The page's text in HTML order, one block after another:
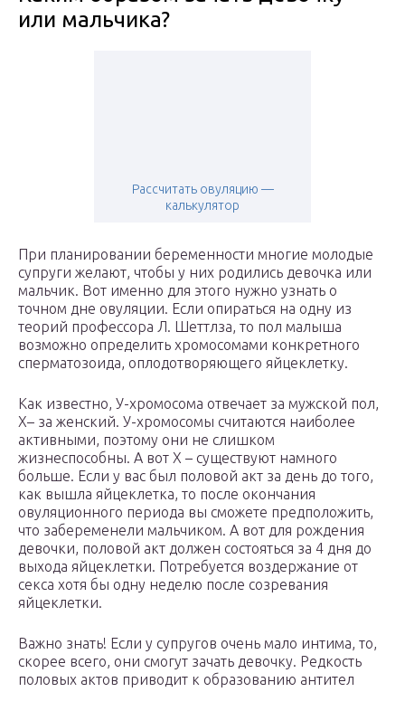
или мальчика?
Рассчитать овуляцию —
калькулятор
При планировании беременности многие молодые
супруги желают, чтобы у них родились девочка или
мальчик. Вот именно для этого нужно узнать о
точном дне овуляции. Если опираться на одну из
теорий профессора Л. Шеттлза, то пол малыша
возможно определить хромосомами конкретного
сперматозоида, оплодотворяющего яйцеклетку.
Как известно, У-хромосома отвечает за мужской пол,
Х– за женский. У-хромосомы считаются наиболее
активными, поэтому они не слишком
жизнеспособны. А вот Х – существуют намного
больше. Если у вас был половой акт за день до того,
как вышла яйцеклетка, то после окончания
овуляционного периода вы сможете предположить,
что забеременели мальчиком. А вот для рождения
девочки, половой акт должен состояться за 4 дня до
выхода яйцеклетки. Потребуется воздержание от
секса хотя бы одну неделю после созревания
яйцеклетки.
Важно знать! Если у супругов очень мало интима, то,
скорее всего, они смогут зачать девочку. Редкость
половых актов приводит к образованию антител